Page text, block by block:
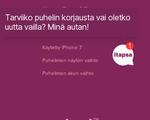
Käytetty iPhone 8 Plus
Käytetty iPhone 8
Käytetty iPhone 7
Puhelimen näytön vaihto
Puhelimen akun vaihto
Tarviiko puhelin korjausta vai oletko
uutta vailla? Minä autan!